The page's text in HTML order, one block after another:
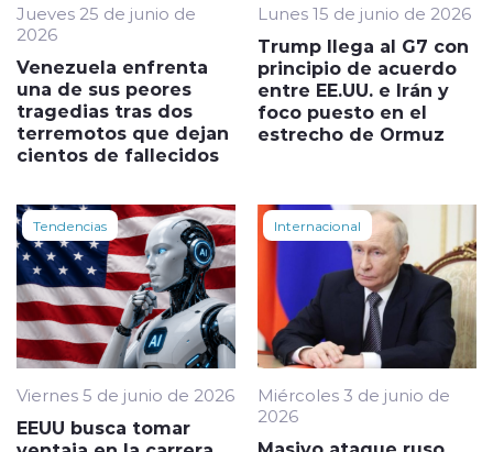
Jueves 25 de junio de
2026
Venezuela enfrenta
una de sus peores
tragedias tras dos
terremotos que dejan
cientos de fallecidos
Lunes 15 de junio de 2026
Trump llega al G7 con
principio de acuerdo
entre EE.UU. e Irán y
foco puesto en el
estrecho de Ormuz
Tendencias
Viernes 5 de junio de 2026
EEUU busca tomar
Internacional
Miércoles 3 de junio de
2026